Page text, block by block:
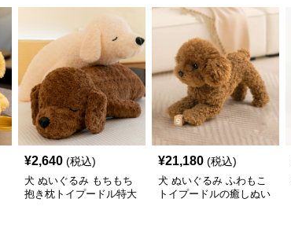
¥2,640 (税込)
犬 ぬいぐるみ もちもち
抱き枕トイプードル特大
¥21,180 (税込)
犬 ぬいぐるみ ふわもこ
トイプードルの癒しぬい